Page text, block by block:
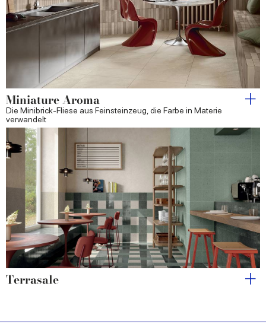
Miniature Aroma
Die Minibrick-Fliese aus Feinsteinzeug, die Farbe in Materie
verwandelt
Terrasale